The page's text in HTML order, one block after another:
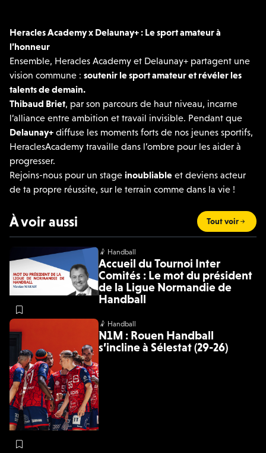
HeraclesAcademyx Delaunay+ : Le sport amateur à
l’honneur
Ensemble, Heracles Academy et Delaunay+ partagent une
vision commune : soutenir le sport amateuret révéler les
talents de demain.
Thibaud Briet, par son parcours de haut niveau, incarne
l’alliance entre ambition et travail invisible. Pendant que
Delaunay+ diffuse les moments forts de nos jeunes sportifs,
HeraclesAcademy travaille dans l’ombre pour les aider à
progresser.
Rejoins-nous pour un stage inoubliable et deviens acteur
de ta propre réussite, sur le terrain comme dans la vie !
À voir aussi Tout voir
🤾 Handball
Accueil du Tournoi Inter
Comités : Le mot du président
de la Ligue Normandie de
Handball
🤾 Handball
N1M : Rouen Handball
s’incline à Sélestat (29-26)